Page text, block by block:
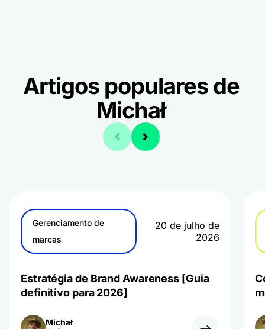
Artigos populares de
Michał
Gerenciamento de
marcas
20 de julho de
2026
Estratégia de Brand Awareness [Guia
definitivo para 2026]
Michał